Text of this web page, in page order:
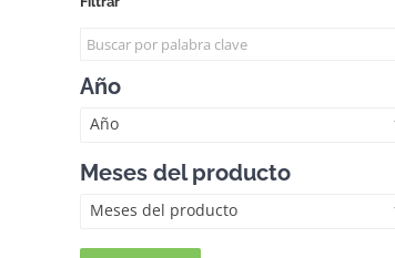
Año
Año
Meses del producto
Meses del producto